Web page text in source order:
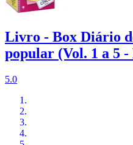
Livro - Box Diário
popular (Vol. 1 a 5 -
5.0